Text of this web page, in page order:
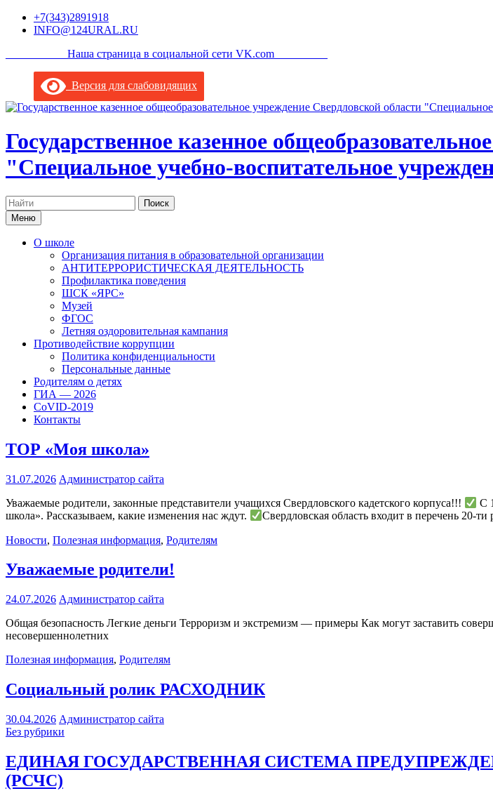
Перейти+7(343)2891918
INFO@124URAL.RU
___________Наша страница в социальной сети VK.com _________
Версия для слабовидящих
Государственное казенное
"Специальное учебно-воспитательное
Поиск
по:Меню
О школе
Организация питания в образовательной организации
АНТИТЕРРОРИСТИЧЕСКАЯ ДЕЯТЕЛЬНОСТЬ
Профилактика поведения
ШСК «ЯРС»
Музей
ФГОС
Летняя оздоровительная кампания
Противодействие коррупции
Политика конфиденциальности
Персональные данные
Родителям о детях
ГИА — 2026
CoVID-2019
Контакты
ТОР «Моя школа»
31.07.2026 Администратор сайта
Уважаемые родители, законные представители учащихся Свердловского кадетского корпуса!!!
С
школа». Рассказываем, какие изменения нас ждут.
Свердловская область входит в перечень 20-
Новости, Полезная информация, Родителям
Уважаемые родители!
24.07.2026 Администратор сайта
Общая безопасность Легкие деньги Терроризм и экстремизм — примеры Как могут заставить
несовершеннолетних
Полезная информация, Родителям
Социальный ролик РАСХОДНИК
30.04.2026 Администратор сайта
Без рубрики
ЕДИНАЯ ГОСУДАРСТВЕННАЯ СИСТЕМА
(РСЧС)